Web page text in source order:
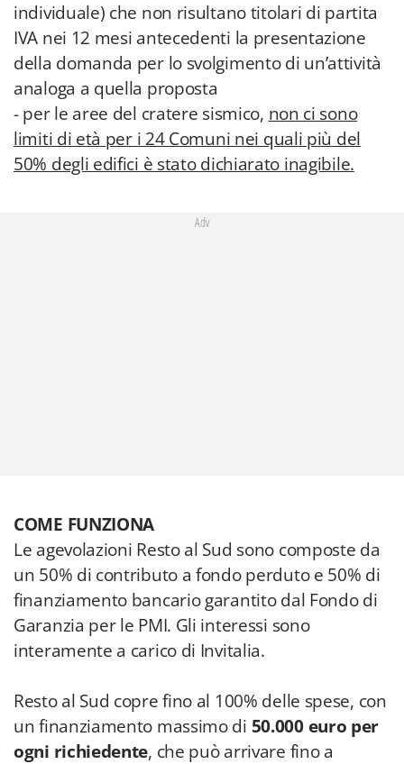
individuale) che non risultano titolari di partita
IVA nei 12 mesi antecedenti la presentazione
della domanda per lo svolgimento di un’attività
analoga a quella proposta
- per le aree del cratere sismico, non ci sono
limiti di età per i 24 Comuni nei quali più del
50% degli edifici è stato dichiarato inagibile.
Adv
COME FUNZIONA
Le agevolazioni Resto al Sud sono composte da
un 50% di contributo a fondo perduto e 50% di
finanziamento bancario garantito dal Fondo di
Garanzia per le PMI. Gli interessi sono
interamente a carico di Invitalia.
Resto al Sud copre fino al 100% delle spese, con
un finanziamento massimo di 50.000 euro per
ogni richiedente, che può arrivare fino a